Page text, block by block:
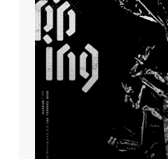
–
Dead
Channel
Sky